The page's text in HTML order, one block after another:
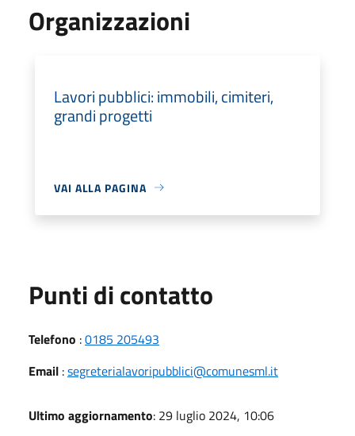
Organizzazioni
Lavori pubblici: immobili, cimiteri,
grandi progetti
VAI ALLA PAGINA
Punti di contatto
Telefono :0185 205493
Email :segreterialavoripubblici@comunesml.it
Ultimo aggiornamento: 29 luglio 2024, 10:06